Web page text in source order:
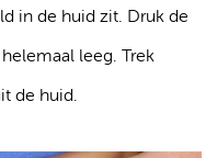
in de huid zit. Druk de
leeg. Trek
de huid.